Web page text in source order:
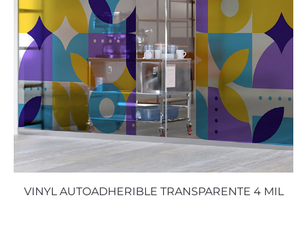
VINYL AUTOADHERIBLE TRANSPARENTE 4 MIL